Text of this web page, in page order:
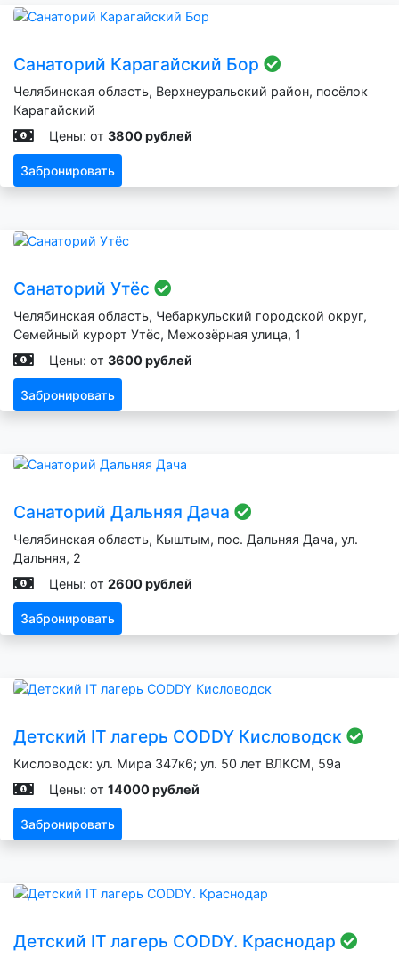
Санаторий Карагайский Бор
Челябинская область, Верхнеуральский район, посёлок
Карагайский
Цены: от 3800 рублей
Забронировать
Санаторий Утёс
Челябинская область, Чебаркульский городской округ,
Семейный курорт Утёс, Межозёрная улица, 1
Цены: от 3600 рублей
Забронировать
Санаторий Дальняя Дача
Челябинская область, Кыштым, пос. Дальняя Дача, ул.
Дальняя, 2
Цены: от 2600 рублей
Забронировать
Детский IT лагерь CODDY Кисловодск
Кисловодск: ул. Мира 347к6; ул. 50 лет ВЛКСМ, 59а
Цены: от 14000 рублей
Забронировать
Детский IT лагерь CODDY. Краснодар